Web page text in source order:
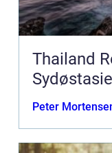
Thailand
Peter